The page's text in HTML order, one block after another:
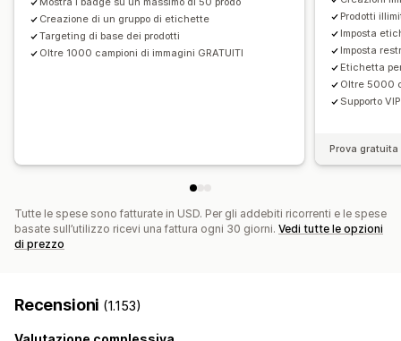
Pagina del carrello
Pagine di collezione
Intestazione
Homepage Landing page Pagine dei prodotti
Creazione di un gruppo di etichette
Targeting di base dei prodotti
Oltre 1000 campioni di immagini GRATUITI
Prodotti
Imposta
Imposta
Etichetta
Oltre 5000
Supporto VIP
Prova
Tutte le spese sono fatturate in USD. Per gli addebiti ricorrenti e le spese
basate sull’utilizzo ricevi una fattura ogni 30 giorni. Vedi tutte le opzioni
di prezzo
Recensioni (1.153)